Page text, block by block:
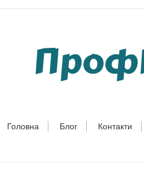
Головна Блог Контакти